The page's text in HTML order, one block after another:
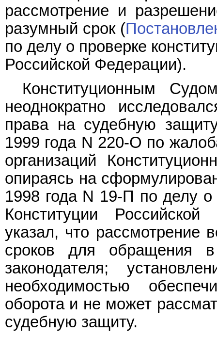
рассмотрение и
разумный срок (
по делу о проверке
Российской Федерации).
Конституционным
неоднократно
права на судебную
1999 года N 220-О по
организаций
опираясь на
1998 года N 19-П по делу
Конституции
указал, что рассмотрение
сроков для обращения
законодателя;
необходимостью
оборота и не может
судебную защиту.